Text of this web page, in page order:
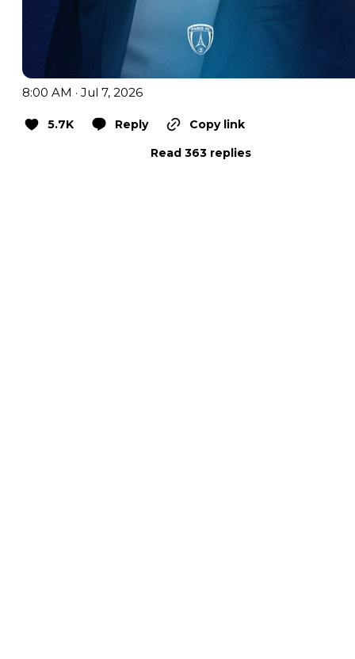
8:00 AM · Jul 7, 2026
5.7K Reply
Copy link
Read 363 replies